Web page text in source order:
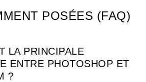
POSÉES (FAQ)
LA PRINCIPALE
ENTRE PHOTOSHOP ET
?